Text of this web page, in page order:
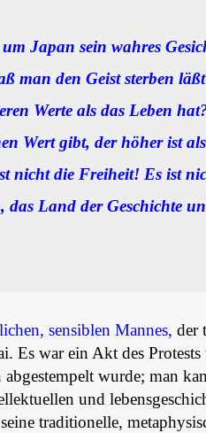
Japan sein wahres
man den Geist sterben
Werte als das Leben
Wert gibt, der höher ist
nicht die Freiheit! Es ist
das Land der Geschichte
sensiblen Mannes, der
Es war ein Akt des
abgestempelt wurde; man
und
traditionelle,